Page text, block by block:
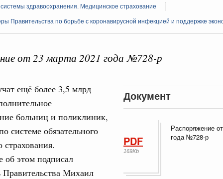
здравоохранения. Медицинское страхование
Правительства по борьбе с коронавирусной инфекцией и поддержке
от 23 марта 2021 года №728-р
Документ
PDF
169Kb
Распоряжение
года №728-р
ещё более 3,5 млрд
больниц и поликлиник,
системе обязательного
страхования.
об этом подписал
Правительства Михаил
строительной отрасли с
Вчера
научных исследований и разработок
премий, лауреаты которых освобождаются
ПН